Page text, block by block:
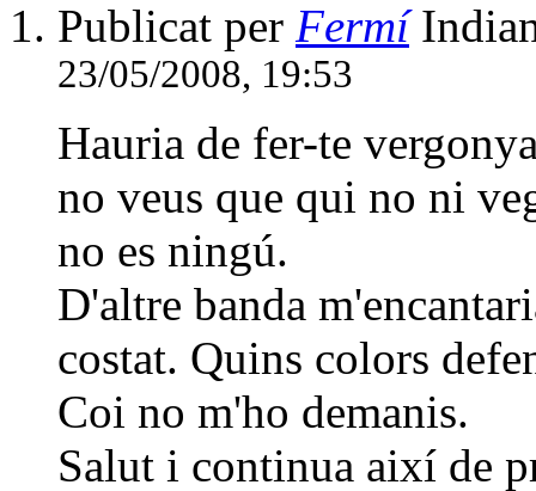
Publicat per Fermí
23/05/2008, 19:53
Hauria de fer-te
no veus que qui no ni
no es ningú.
D'altre banda
costat. Quins colors
Coi no m'ho demanis.
Salut i continua així de